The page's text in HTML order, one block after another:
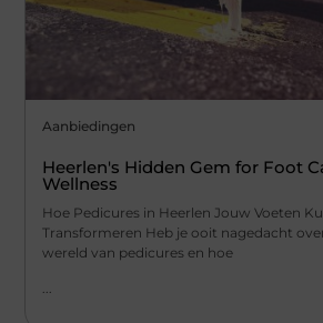
Aanbiedingen
Heerlen's Hidden Gem for Foot
Wellness
Hoe Pedicures in Heerlen Jouw Voeten
Transformeren Heb je ooit nagedacht
wereld van pedicures en hoe
...